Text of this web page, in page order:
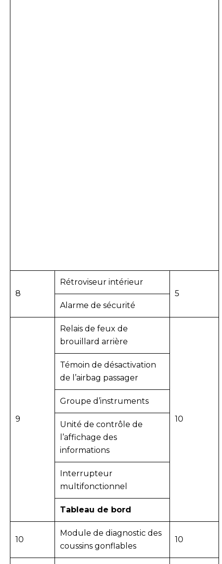
8
Rétroviseur intérieur
5
Alarme de sécurité
9
Relais de feux de
brouillard arrière
10
Témoin de désactivation
de l’airbag passager
Groupe d’instruments
Unité de contrôle de
l’affichage des
informations
Interrupteur
multifonctionnel
Tableau de bord
10
Module de diagnostic des
coussins gonflables
10